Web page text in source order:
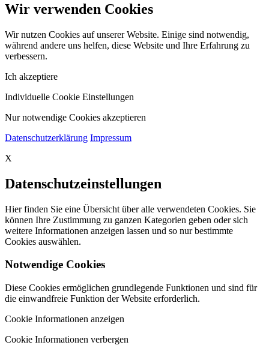
Wir verwenden Cookies
Wir nutzen Cookies auf unserer Website. Einige sind notwendig,
während andere uns helfen, diese Website und Ihre Erfahrung zu
verbessern.
Ich akzeptiere
Individuelle Cookie Einstellungen
Nur notwendige Cookies akzeptieren
Datenschutzerklärung Impressum
X
Datenschutzeinstellungen
Hier finden Sie eine Übersicht über alle verwendeten Cookies. Sie
können Ihre Zustimmung zu ganzen Kategorien geben oder sich
weitere Informationen anzeigen lassen und so nur bestimmte
Cookies auswählen.
Notwendige Cookies
Diese Cookies ermöglichen grundlegende Funktionen und sind für
die einwandfreie Funktion der Website erforderlich.
Cookie Informationen anzeigen
Cookie Informationen verbergen